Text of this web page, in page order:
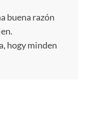
buena razón
hogy minden